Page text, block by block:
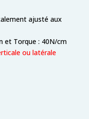
ajusté aux
et Torque : 40N/cm
ou latérale